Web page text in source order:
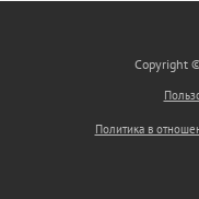
Copyright
Политика в